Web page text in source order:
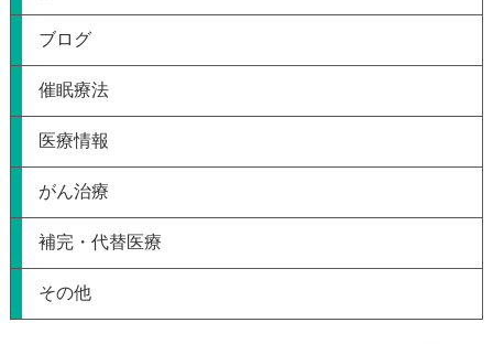
ブログ
催眠療法
医療情報
がん治療
補完・代替医療
その他